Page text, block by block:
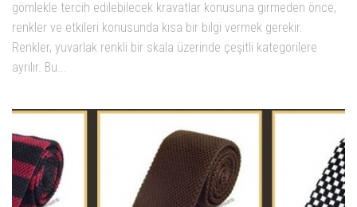
gömlekle tercih edilebilecek kravatlar konusuna girmeden önce,
renkler ve etkileri konusunda kısa bir bilgi vermek gerekir.
Renkler, yuvarlak renkli bir skala üzerinde çeşitli kategorilere
ayrılır. Bu...